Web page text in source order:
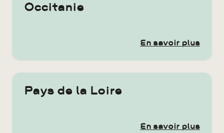
Occitanie
En savoir plus
Pays de la Loire
En savoir plus